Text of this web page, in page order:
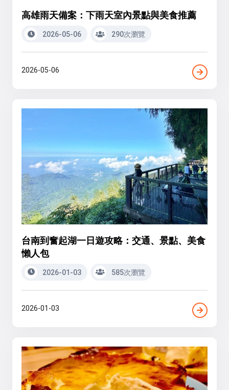
高雄雨天備案：下雨天室內景點與美食推薦
2026-05-06 290次瀏覽
2026-05-06
台南到奮起湖一日遊攻略：交通、景點、美食
懶人包
2026-01-03 585次瀏覽
2026-01-03